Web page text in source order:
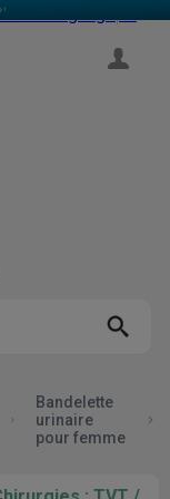
Language
Bandelette
urinaire
pour femme